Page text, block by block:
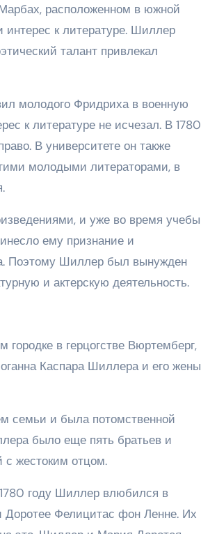
расположенном в южной
интерес к литературе. Шиллер
талант привлекал
молодого Фридриха в военную
к литературе не исчезал. В 1780
В университете он также
молодыми литераторами, в
и уже во время учебы
ему признание и
Поэтому Шиллер был вынужден
и актерскую деятельность.
в герцогстве Вюртемберг,
Каспара Шиллера и его жены
семьи и была потомственной
было еще пять братьев и
с жестоким отцом.
году Шиллер влюбился в
Доротее Фелицитас фон Ленне. Их